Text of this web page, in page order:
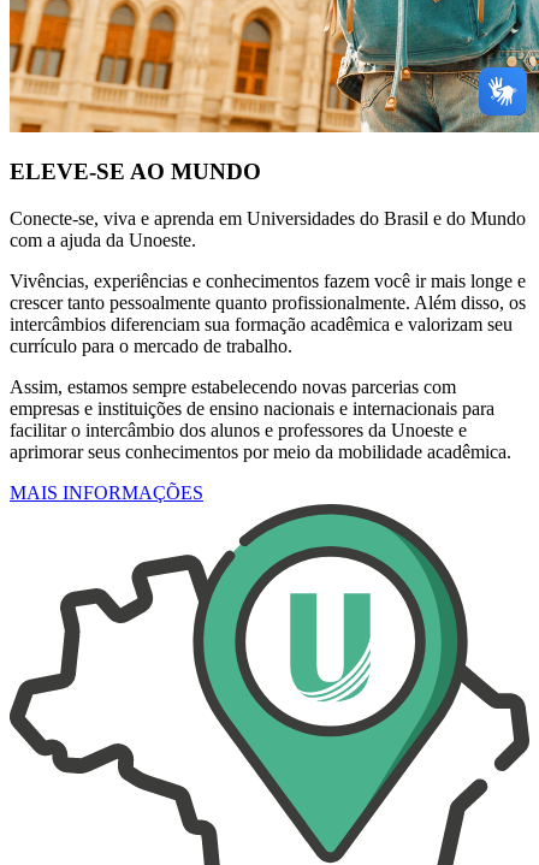
ELEVE-SE AO MUNDO
Conecte-se, viva e aprenda em Universidades do Brasil e do Mundo
com a ajuda da Unoeste.
Vivências, experiências e conhecimentos fazem você ir mais longe e
crescer tanto pessoalmente quanto profissionalmente. Além disso, os
intercâmbios diferenciam sua formação acadêmica e valorizam seu
currículo para o mercado de trabalho.
Assim, estamos sempre estabelecendo novas parcerias com
empresas e instituições de ensino nacionais e internacionais para
facilitar o intercâmbio dos alunos e professores da Unoeste e
aprimorar seus conhecimentos por meio da mobilidade acadêmica.
MAIS INFORMAÇÕES